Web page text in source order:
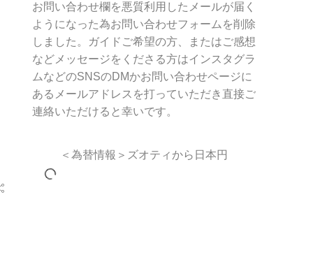
お問い合わせ欄を悪質利用したメールが届く
ようになった為お問い合わせフォームを削除
しました。ガイドご希望の方、またはご感想
などメッセージをくださる方はインスタグラ
ムなどのSNSのDMかお問い合わせページに
あるメールアドレスを打っていただき直接ご
連絡いただけると幸いです。
＜為替情報＞ズオティから日本円